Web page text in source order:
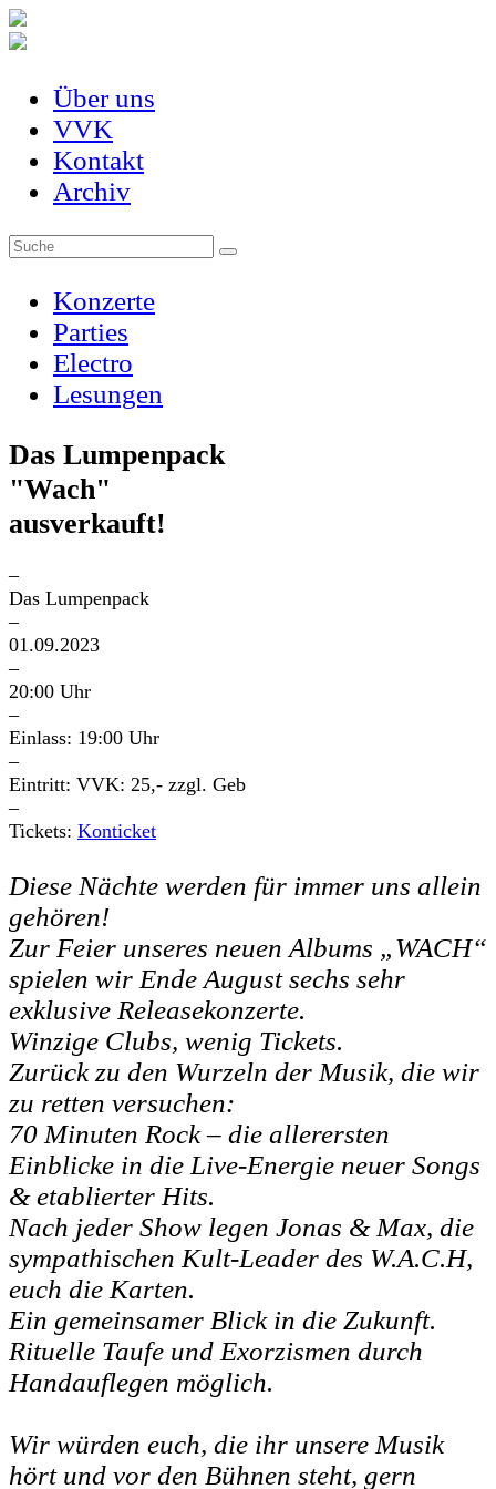
Über uns
VVK
Kontakt
Archiv
Konzerte
Parties
Electro
Lesungen
Das Lumpenpack
"Wach"
ausverkauft!
–
Das Lumpenpack
–
01.09.2023
–
20:00 Uhr
–
Einlass: 19:00 Uhr
–
Eintritt: VVK: 25,- zzgl. Geb
–
Tickets: Konticket
Diese Nächte werden für immer uns allein
gehören!
Zur Feier unseres neuen Albums „WACH“
spielen wir Ende August sechs sehr
exklusive Releasekonzerte.
Winzige Clubs, wenig Tickets.
Zurück zu den Wurzeln der Musik, die wir
zu retten versuchen:
70 Minuten Rock – die allerersten
Einblicke in die Live-Energie neuer Songs
& etablierter Hits.
Nach jeder Show legen Jonas & Max, die
sympathischen Kult-Leader des W.A.C.H,
euch die Karten.
Ein gemeinsamer Blick in die Zukunft.
Rituelle Taufe und Exorzismen durch
Handauflegen möglich.
Wir würden euch, die ihr unsere Musik
hört und vor den Bühnen steht, gern